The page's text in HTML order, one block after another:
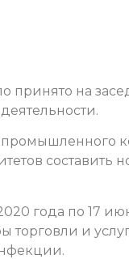
принято на
года по 17
торговли и